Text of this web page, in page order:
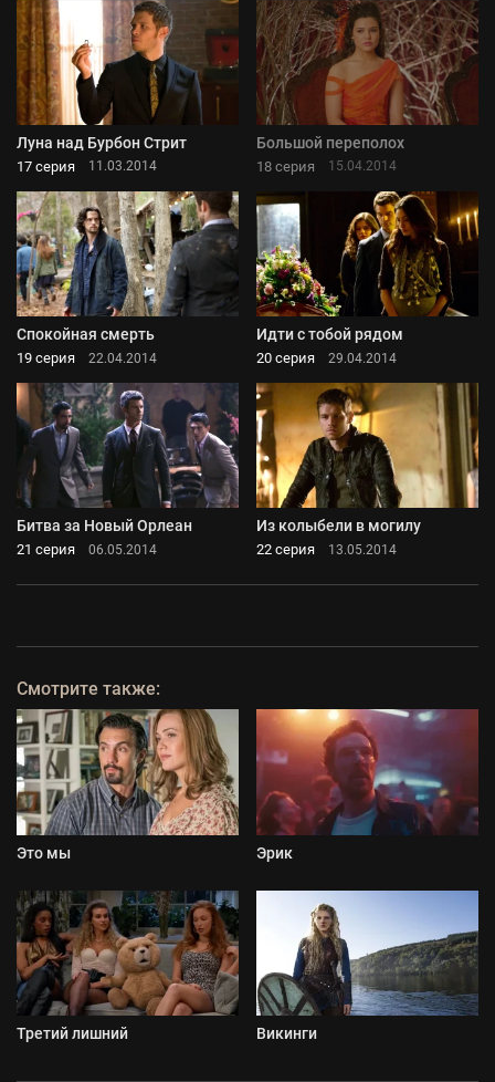
Луна над Бурбон Стрит
17 серия 11.03.2014
Большой переполох
18 серия 15.04.2014
Спокойная смерть
19 серия 22.04.2014
Идти с тобой рядом
20 серия 29.04.2014
Битва за Новый Орлеан
21 серия 06.05.2014
Из колыбели в могилу
22 серия 13.05.2014
Смотрите также:
Это мы Эрик
Третий лишний Викинги